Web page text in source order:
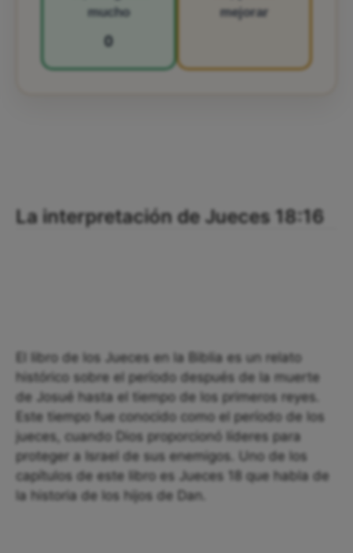
mucho
0
mejorar
La interpretación de Jueces 18:16
El libro de los Jueces en la Biblia es un relato
histórico sobre el período después de la muerte
de Josué hasta el tiempo de los primeros reyes.
Este tiempo fue conocido como el período de los
jueces, cuando Dios proporcionó líderes para
proteger a Israel de sus enemigos. Uno de los
capítulos de este libro es Jueces 18 que habla de
la historia de los hijos de Dan.